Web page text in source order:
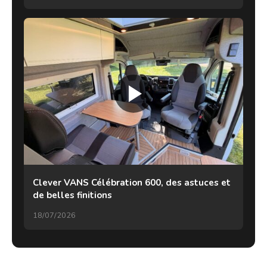
Clever VANS Célébration 600, des astuces et
de belles finitions
18/07/2026